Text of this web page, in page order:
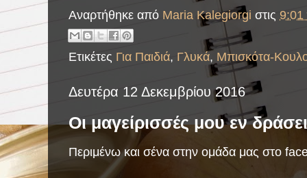
Αναρτήθηκε από Maria Kalegiorgi στις 9:01
Ετικέτες Για Παιδιά, Γλυκά, Μπισκότα-
Δευτέρα 12 Δεκεμβρίου 2016
Οι μαγείρισσές μου εν
Περιμένω και σένα στην ομάδα μας στο